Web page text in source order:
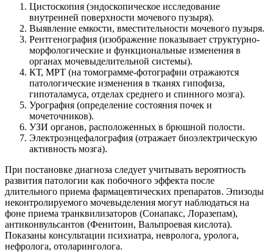
Цистоскопия (эндоскопическое исследование
внутренней поверхности мочевого пузыря).
Выявление емкости, вместительности мочевого пузыря.
Рентгенография (изображение показывает структурно-
морфологические и функциональные изменения в
органах мочевыделительной системы).
КТ, МРТ (на томограмме-фотографии отражаются
патологические изменения в тканях гипофиза,
гипоталамуса, отделах среднего и спинного мозга).
Урография (определение состояния почек и
мочеточников).
УЗИ органов, расположенных в брюшной полости.
Электроэнцефалография (отражает биоэлектрическую
активность мозга).
При постановке диагноза следует учитывать вероятность
развития патологии как побочного эффекта после
длительного приема фармацевтических препаратов. Эпизоды
неконтролируемого мочевыделения могут наблюдаться на
фоне приема транквилизаторов (Сонапакс, Лоразепам),
антиконвульсантов (Фенитоин, Вальпроевая кислота).
Показаны консультации психиатра, невролога, уролога,
нефролога, отоларинголога.